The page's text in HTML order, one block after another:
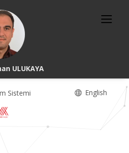
ULUKAYA
Sistemi English